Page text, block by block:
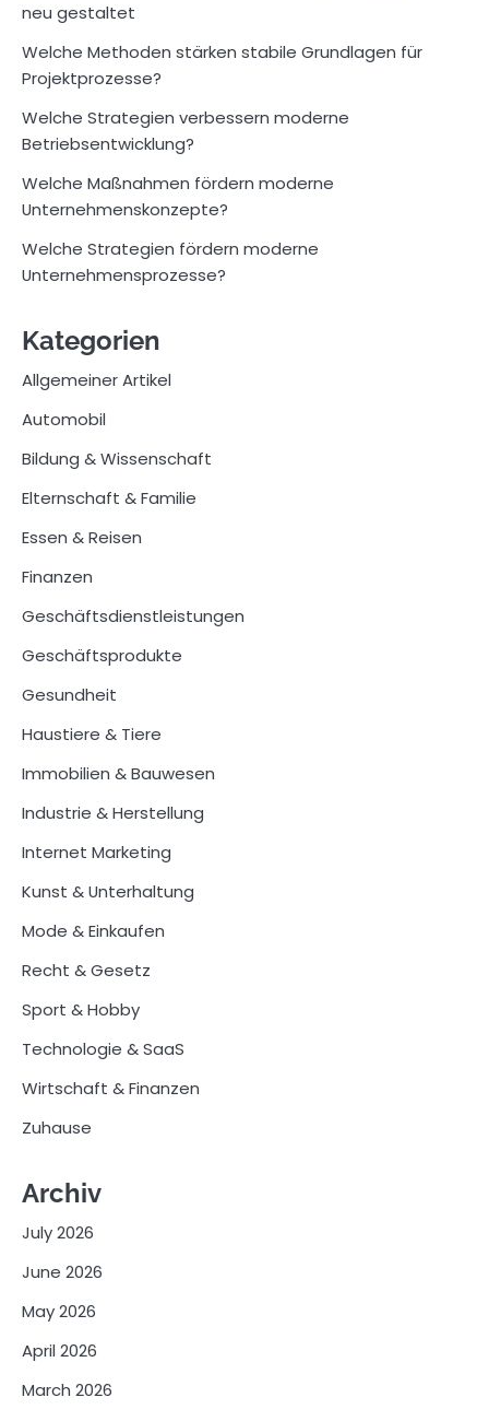
neu gestaltet
Welche Methoden stärken stabile Grundlagen für
Projektprozesse?
Welche Strategien verbessern moderne
Betriebsentwicklung?
Welche Maßnahmen fördern moderne
Unternehmenskonzepte?
Welche Strategien fördern moderne
Unternehmensprozesse?
Kategorien
Allgemeiner Artikel
Automobil
Bildung & Wissenschaft
Elternschaft & Familie
Essen & Reisen
Finanzen
Geschäftsdienstleistungen
Geschäftsprodukte
Gesundheit
Haustiere & Tiere
Immobilien & Bauwesen
Industrie & Herstellung
Internet Marketing
Kunst & Unterhaltung
Mode & Einkaufen
Recht & Gesetz
Sport & Hobby
Technologie & SaaS
Wirtschaft & Finanzen
Zuhause
Archiv
July 2026
June 2026
May 2026
April 2026
March 2026